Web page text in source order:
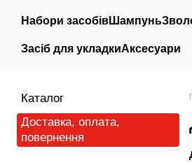
Набори засобівШампунь
Засіб для укладкиАксесуари
Каталог
Доставка, оплата,
повернення